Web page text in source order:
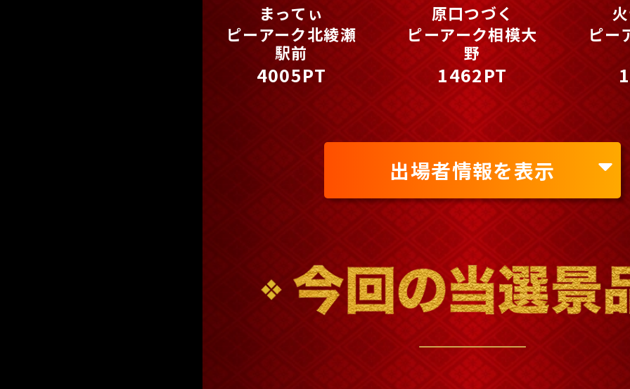
まってぃ
ピーアーク北綾瀬
駅前
4005PT
原口つづく
ピーアーク相模大
野
1462PT
ピー
出場者情報を表示